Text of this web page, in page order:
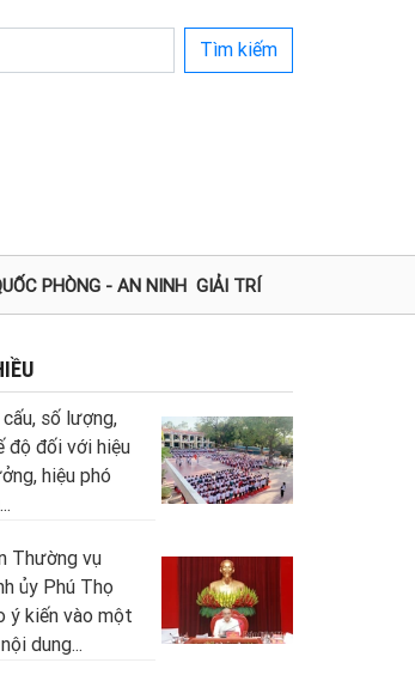
Tìm kiếm
PHÒNG - AN NINH GIẢI TRÍ
cấu, số lượng,
độ đối với hiệu
hiệu phó
Thường vụ
ủy Phú Thọ
ý kiến vào một
dung...